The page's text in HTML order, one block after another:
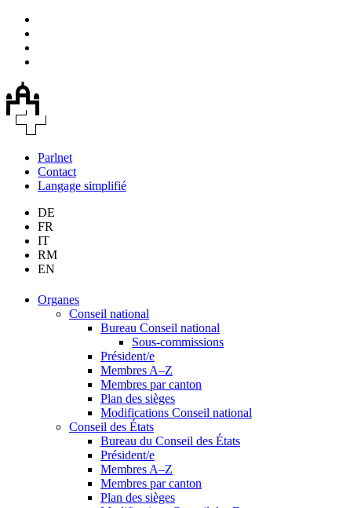
Parlnet
Contact
Langage simplifié
DE
FR
IT
RM
EN
Organes
Conseil national
Bureau Conseil national
Sous-commissions
Président/e
Membres A–Z
Membres par canton
Plan des sièges
Modifications Conseil national
Conseil des États
Bureau du Conseil des États
Président/e
Membres A–Z
Membres par canton
Plan des sièges